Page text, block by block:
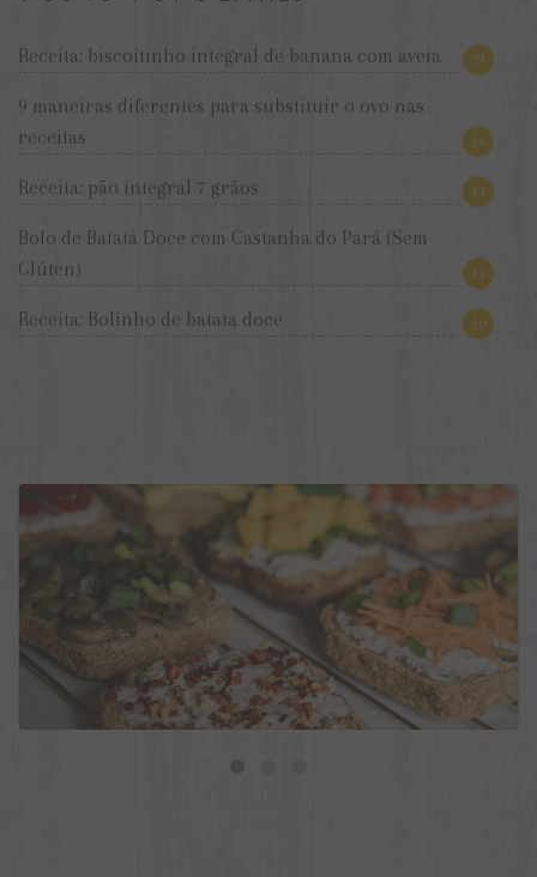
Receita: biscoitinho integral de banana com aveia 24
9 maneiras diferentes para substituir o ovo nas
receitas
16
Receita: pão integral 7 grãos 14
Bolo de Batata Doce com Castanha do Pará (Sem
Glúten)
11
Receita: Bolinho de batata doce 10